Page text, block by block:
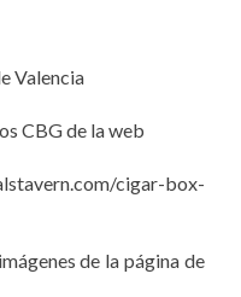
Valencia
CBG de la web
cigar-box-
de la página de